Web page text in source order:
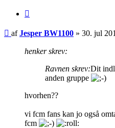
Indlæg
afJesper BW1100 » 30. jul
henker skrev:
Ravnen skrev:Dit
anden gruppe
hvorhen??
vi fcm fans kan jo også
fcm